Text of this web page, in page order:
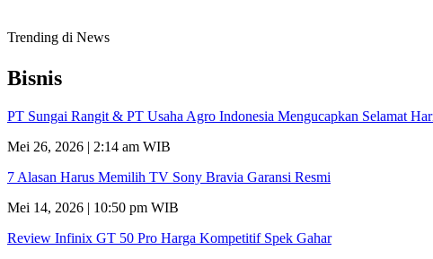
Trending di News
Bisnis
PT Sungai Rangit & PT Usaha Agro Indonesia Mengucapkan Selamat
Mei 26, 2026 | 2:14 am WIB
7 Alasan Harus Memilih TV Sony Bravia Garansi Resmi
Mei 14, 2026 | 10:50 pm WIB
Review Infinix GT 50 Pro Harga Kompetitif Spek Gahar